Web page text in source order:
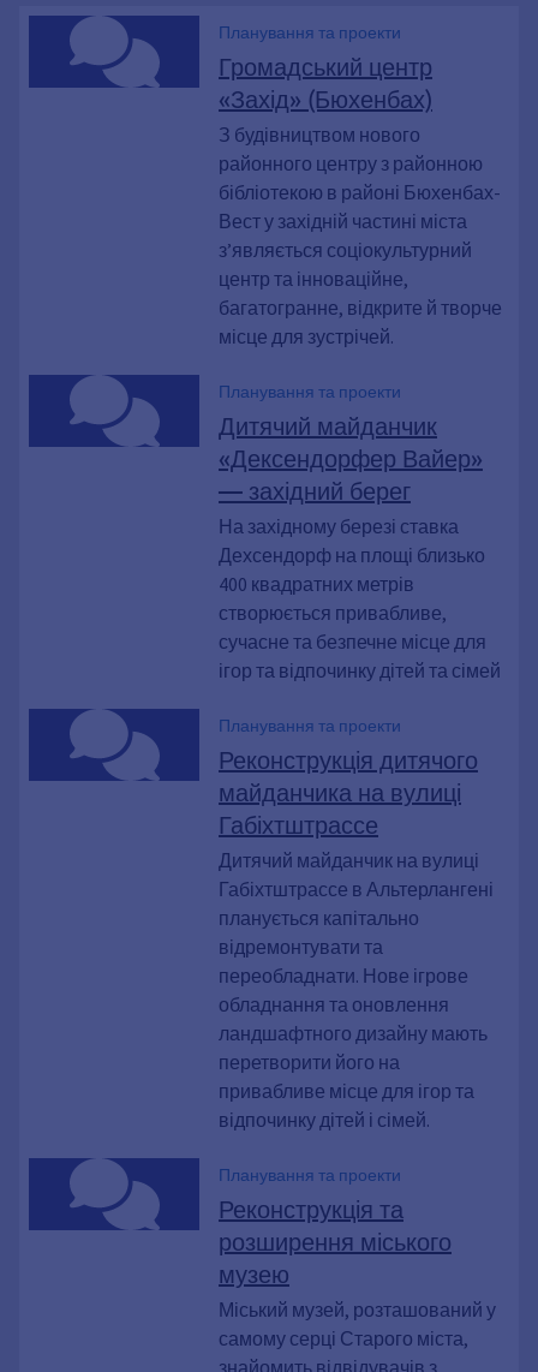
Планування та проекти
Громадський центр
«Захід» (Бюхенбах)
З будівництвом нового
районного центру з районною
бібліотекою в районі Бюхенбах-
Вест у західній частині міста
з’являється соціокультурний
центр та інноваційне,
багатогранне, відкрите й творче
місце для зустрічей.
Планування та проекти
Дитячий майданчик
«Дексендорфер Вайер»
— західний берег
На західному березі ставка
Дехсендорф на площі близько
400 квадратних метрів
створюється привабливе,
сучасне та безпечне місце для
ігор та відпочинку дітей та сімей
Планування та проекти
Реконструкція дитячого
майданчика на вулиці
Габіхтштрассе
Дитячий майданчик на вулиці
Габіхтштрассе в Альтерлангені
планується капітально
відремонтувати та
переобладнати. Нове ігрове
обладнання та оновлення
ландшафтного дизайну мають
перетворити його на
привабливе місце для ігор та
відпочинку дітей і сімей.
Планування та проекти
Реконструкція та
розширення міського
музею
Міський музей, розташований у
самому серці Старого міста,
знайомить відвідувачів з